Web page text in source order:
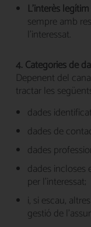
L'interès legítim
sempre amb
l'interessat.
4. Categories de
Depenent del
tractar les
dades
dades de
dades
dades incloses
per l'interessat;
i, si escau,
gestió de